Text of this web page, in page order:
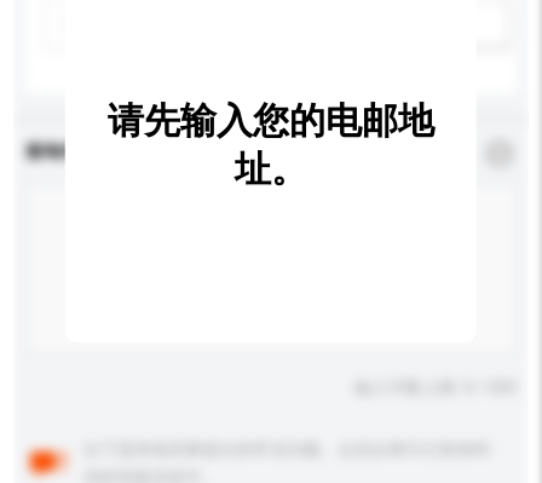
查询内容
请先输入您的电邮地
址。